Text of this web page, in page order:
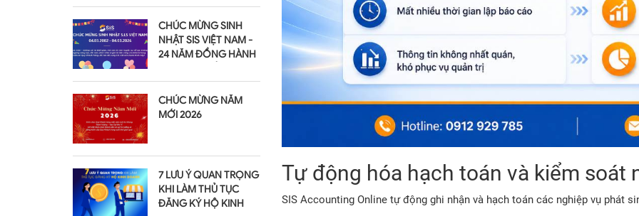
CHÚC MỪNG SINH
NHẬT SIS VIỆT NAM -
24 NĂM ĐỒNG HÀNH
CHÚC MỪNG NĂM
MỚI 2026
7 LƯU Ý QUAN TRỌNG
KHI LÀM THỦ TỤC
ĐĂNG KÝ HỘ KINH
Tự động hóa hạch toán và kiểm soát
SIS Accounting Online tự động ghi nhận và hạch toán các nghiệp vụ phát